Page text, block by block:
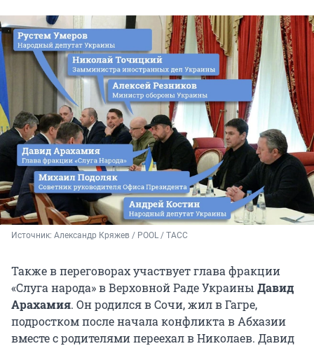
Источник: Александр Кряжев / POOL / ТАСС
Также в переговорах участвует глава фракции
«Слуга народа» в Верховной Раде Украины Давид
Арахамия. Он родился в Сочи, жил в Гагре,
подростком после начала конфликта в Абхазии
вместе с родителями переехал в Николаев. Давид